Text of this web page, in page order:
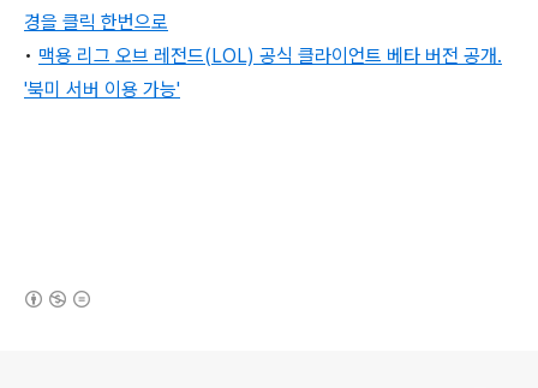
경을 클릭 한번으로
• 맥용 리그 오브 레전드(LOL) 공식 클라이언트 베타 버전 공개.
'북미 서버 이용 가능'